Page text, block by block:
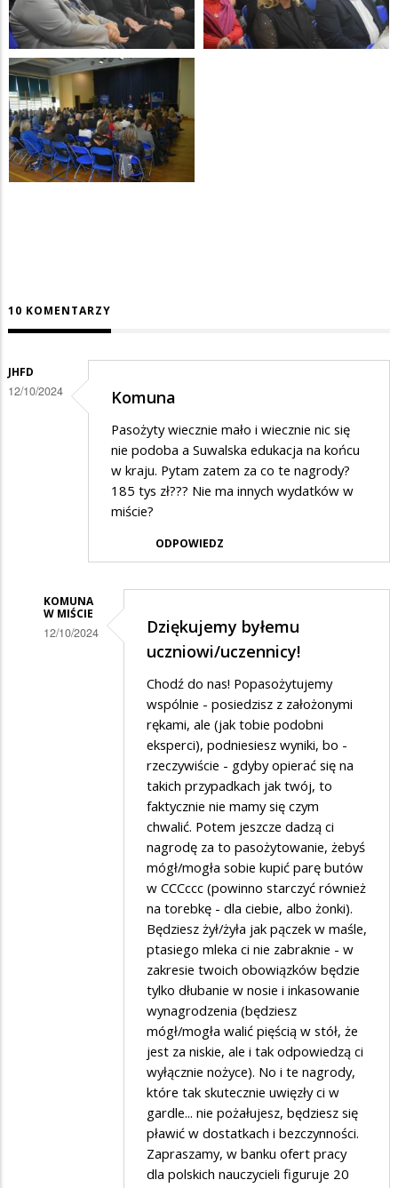
10 KOMENTARZY
JHFD
12/10/2024 Komuna
Pasożyty wiecznie mało i wiecznie nic się
nie podoba a Suwalska edukacja na końcu
w kraju. Pytam zatem za co te nagrody?
185 tys zł??? Nie ma innych wydatków w
miście?
ODPOWIEDZ
KOMUNA
W MIŚCIE
12/10/2024
Dziękujemy byłemu
uczniowi/uczennicy!
Chodź do nas! Popasożytujemy
wspólnie - posiedzisz z założonymi
rękami, ale (jak tobie podobni
eksperci), podniesiesz wyniki, bo -
rzeczywiście - gdyby opierać się na
takich przypadkach jak twój, to
faktycznie nie mamy się czym
chwalić. Potem jeszcze dadzą ci
nagrodę za to pasożytowanie, żebyś
mógł/mogła sobie kupić parę butów
w CCCccc (powinno starczyć również
na torebkę - dla ciebie, albo żonki).
Będziesz żył/żyła jak pączek w maśle,
ptasiego mleka ci nie zabraknie - w
zakresie twoich obowiązków będzie
tylko dłubanie w nosie i inkasowanie
wynagrodzenia (będziesz
mógł/mogła walić pięścią w stół, że
jest za niskie, ale i tak odpowiedzą ci
wyłącznie nożyce). No i te nagrody,
które tak skutecznie uwięzły ci w
gardle... nie pożałujesz, będziesz się
pławić w dostatkach i bezczynności.
Zapraszamy, w banku ofert pracy
dla polskich nauczycieli figuruje 20